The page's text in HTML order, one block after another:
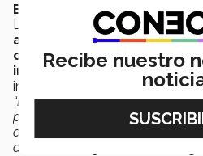
EXATEC al frente de un
Luis recuerda una de las
aprendidas
durante sus
campus Querétarofue la
involucrarse desde un inicio
infraestructura.
“Lo que aprendí en el Tec,
proyectos bajo presión, es clave
como esta, que no solo
a toda una región",
Recibe nuestro